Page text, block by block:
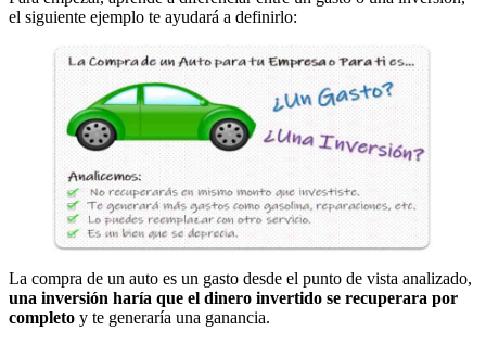
el siguiente ejemplo te ayudará a definirlo:
La compra de un auto es un gasto desde el punto de vista analizado,
una inversión haría que el dinero invertido se recuperara por
completo y te generaría una ganancia.